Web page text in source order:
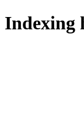
Indexing